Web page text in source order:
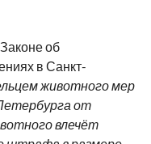
об
в Санкт-
животного мер
от
влечёт